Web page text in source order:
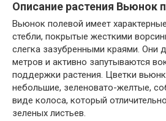
Описание растения Вьюнок
Вьюнок полевой имеет
стебли, покрытые жесткими
слегка зазубренными краями. Они
метров и активно запутываются
поддержки растения. Цветки
небольшие, зеленовато-желтые,
виде колоса, который
зеленых листьев.